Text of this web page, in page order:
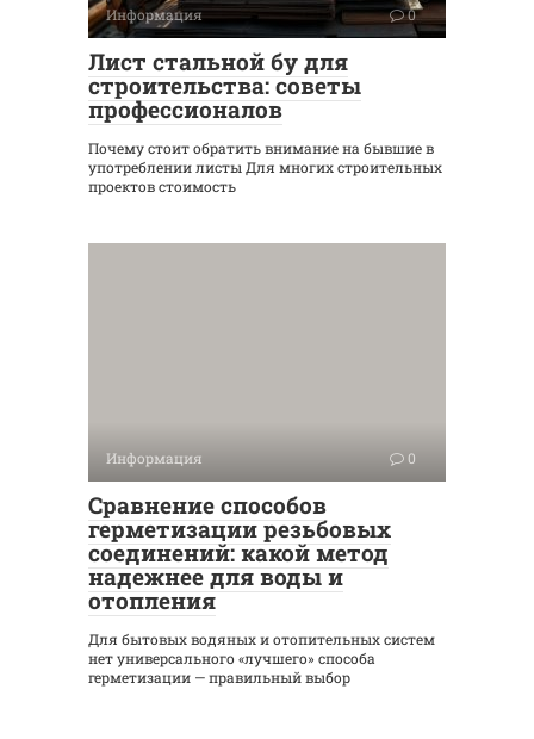
Информация 0
Лист стальной бу для
строительства: советы
профессионалов
Почему стоит обратить внимание на бывшие в
употреблении листы Для многих строительных
проектов стоимость
Информация 0
Сравнение способов
герметизации резьбовых
соединений: какой метод
надежнее для воды и
отопления
Для бытовых водяных и отопительных систем
нет универсального «лучшего» способа
герметизации — правильный выбор